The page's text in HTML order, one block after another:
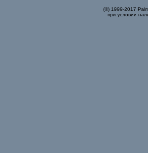
(©) 1999-2017
при условии